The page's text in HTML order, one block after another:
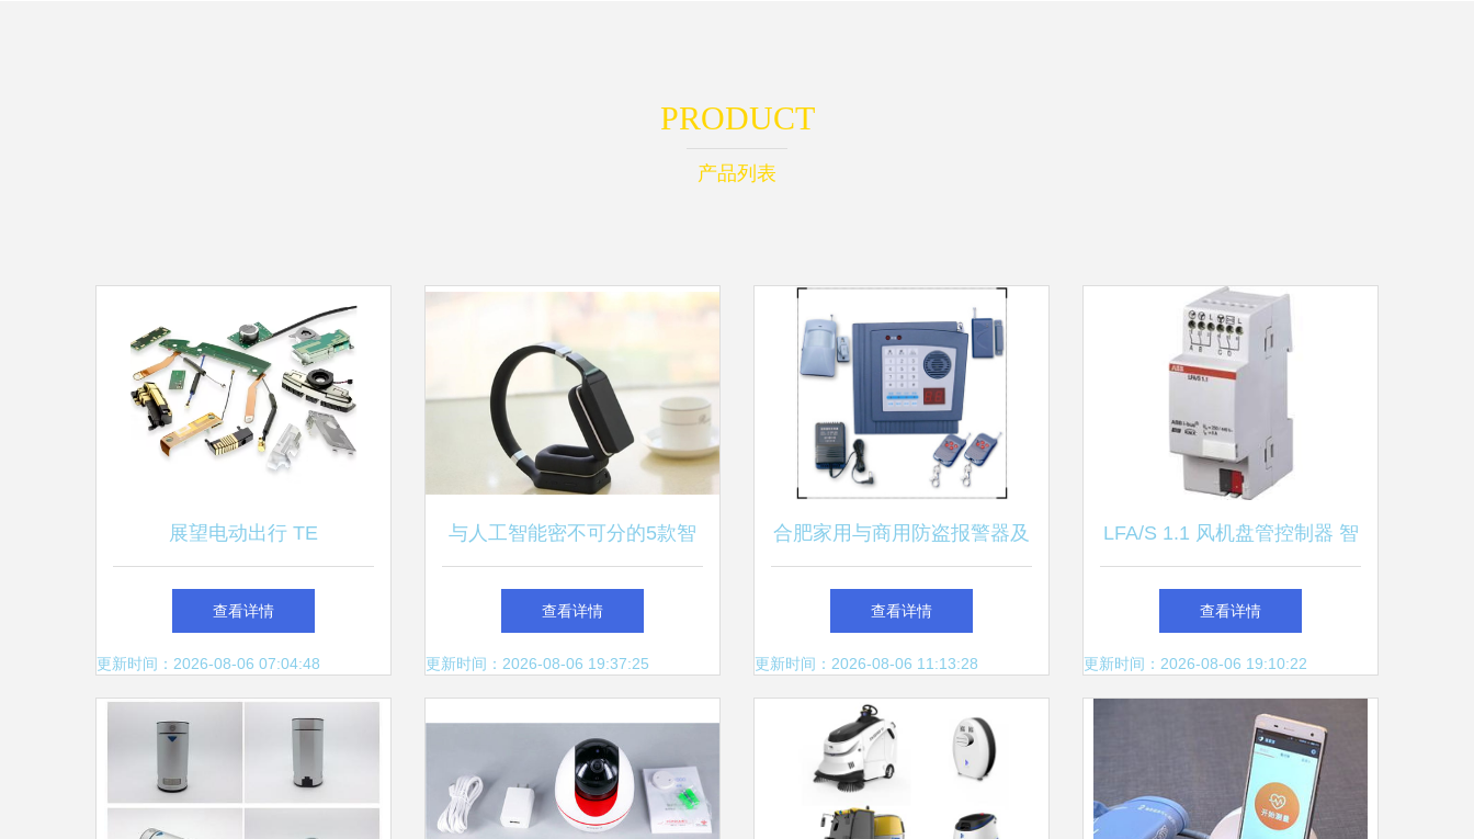
PRODUCT
产品列表
展望电动出行 TE
Connectivity助力充电布局与
智能设备配件升级
查看详情
更新时间：2026-08-06 07:04:48
与人工智能密不可分的5款智
能硬件
查看详情
更新时间：2026-08-06 19:37:25
合肥家用与商用防盗报警器及
智能电话报警系统样本-机电
商情网电子样本库智能设备配
件
查看详情
更新时间：2026-08-06 11:13:28
LFA/S 1.1 风机盘管控制器 智
慧楼宇温控的核心之选
查看详情
更新时间：2026-08-06 19:10:22